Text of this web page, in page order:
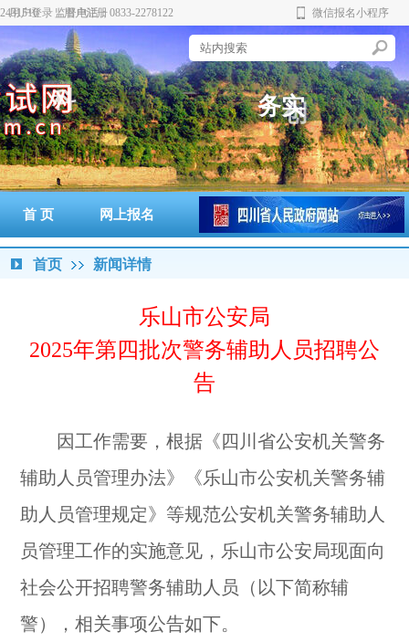
用户登录 用户注册
监督电话：0833-2278122 微信报名小程序
公
正 科 谨 务实 创新
首 页 网上报名 准考证打印 通知书打印
成绩查询 政策法规
首页 新闻详情
乐山市公安局
2025年第四批次警务辅助人员招聘公
告
因工作需要，根据《四川省公安机关警务
辅助人员管理办法》《乐山市公安机关警务辅
助人员管理规定》等规范公安机关警务辅助人
员管理工作的实施意见，乐山市公安局现面向
社会公开招聘警务辅助人员（以下简称辅
警），相关事项公告如下。